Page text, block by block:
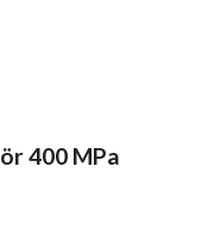
400 MPa